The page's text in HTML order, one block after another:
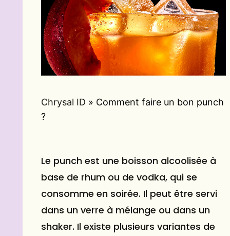
Chrysal ID » Comment faire un bon punch
?
Le punch est une boisson alcoolisée à
base de rhum ou de vodka, qui se
consomme en soirée. Il peut être servi
dans un verre à mélange ou dans un
shaker. Il existe plusieurs variantes de